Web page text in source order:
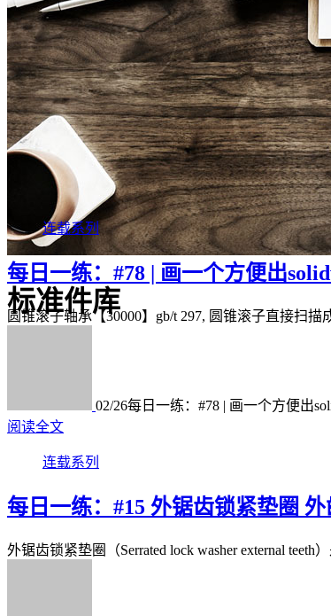
标准件库
连载系列
每日一练：#78 | 画一个方便出
圆锥滚子轴承【30000】gb/t 297, 圆锥滚子直接扫
02/26每日一练：#78 | 画一个方便出
阅读全文
连载系列
每日一练：#15 外锯齿锁紧垫圈
外锯齿锁紧垫圈（Serrated lock washer external